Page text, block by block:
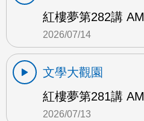
紅樓夢第282講 AM
2026/07/14
文學大觀園
紅樓夢第281講 AM
2026/07/13